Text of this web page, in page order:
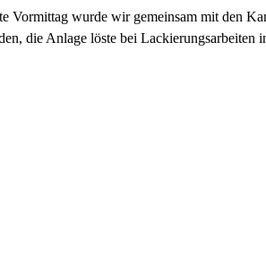
wurde wir gemeinsam mit den
die Anlage löste bei Lackierungsarbeiten